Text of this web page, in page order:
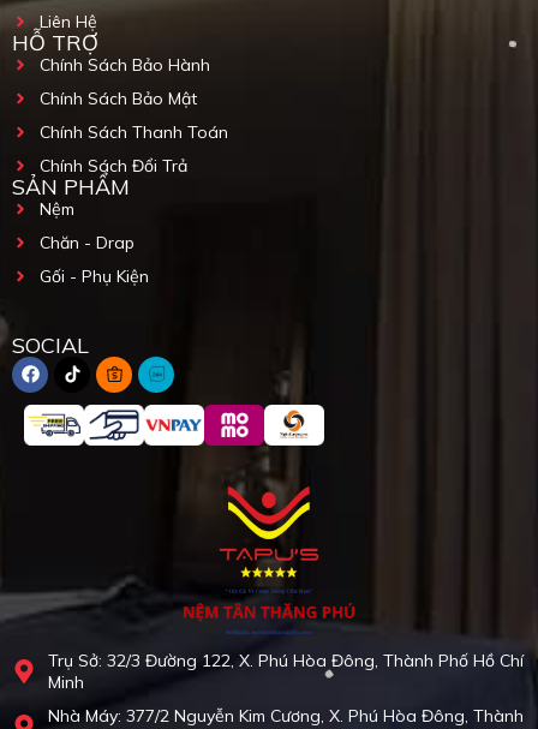
Trụ Sở: 32/3 Đường 122, X. Phú Hòa Đông, Thành Phố Hồ Chí
Minh
Nhà Máy: 377/2 Nguyễn Kim Cương, X. Phú Hòa Đông, Thành
Liên Hệ
HỖ TRỢ
Chính Sách Bảo Hành
Chính Sách Bảo Mật
Chính Sách Thanh Toán
Chính Sách Đổi Trả
SẢN PHẨM
Nệm
Chăn - Drap
Gối - Phụ Kiện
SOCIAL